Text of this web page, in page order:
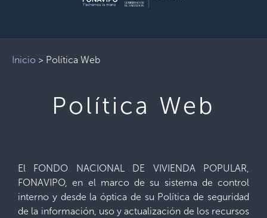
Inicio > Política Web
Política Web
El FONDO NACIONAL DE VIVIENDA POPULAR,
FONAVIPO, en el marco de su sistema de control
interno y desde la óptica de su Política de seguridad
de la información, uso y actualización de los recursos